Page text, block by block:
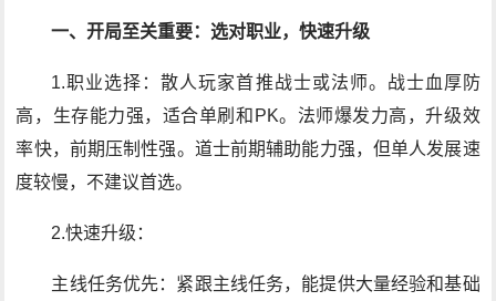
一、开局至关重要：选对职业，快速升级
1.职业选择：散人玩家首推战士或法师。战士血厚防
高，生存能力强，适合单刷和PK。法师爆发力高，升级效
率快，前期压制性强。道士前期辅助能力强，但单人发展速
度较慢，不建议首选。
2.快速升级：
主线任务优先：紧跟主线任务，能提供大量经验和基础